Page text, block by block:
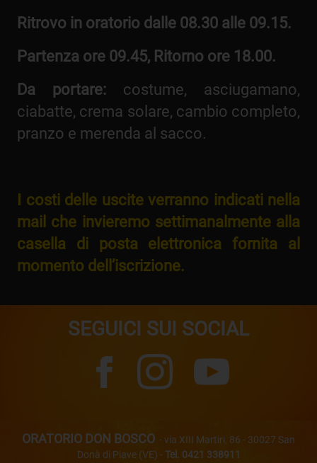
Ritrovo in oratorio dalle 08.30 alle 09.15.
Partenza ore 09.45, Ritorno ore 18.00.
Da portare: costume, asciugamano,
ciabatte, crema solare, cambio completo,
pranzo e merenda al sacco.
I costi delle uscite verranno indicati nella
mail che invieremo settimanalmente alla
casella di posta elettronica fornita al
momento dell’iscrizione.
SEGUICI SUI SOCIAL
ORATORIO DON BOSCO - via XIII Martiri, 86 - 30027 San
Donà di Piave (VE) -Tel. 0421 338911